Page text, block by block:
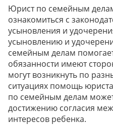
Юрист по семейным
ознакомиться с
усыновления и
усыновлению и
семейным делам
обязанности имеют
могут возникнуть по
ситуациях помощь
по семейным делам
достижению согласия
интересов ребенка.